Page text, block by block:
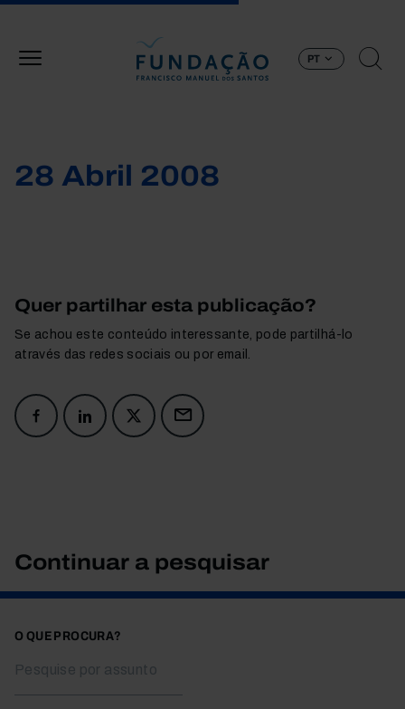
PT
28 Abril 2008
Quer partilhar esta publicação?
Se achou este conteúdo interessante, pode partilhá-lo
através das redes sociais ou por email.
Continuar a pesquisar
O QUE PROCURA?